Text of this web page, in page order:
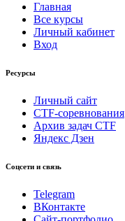
Главная
Все курсы
Личный кабинет
Вход
Ресурсы
Личный сайт
CTF-соревнования
Архив задач CTF
Яндекс Дзен
Соцсети и связь
Telegram
ВКонтакте